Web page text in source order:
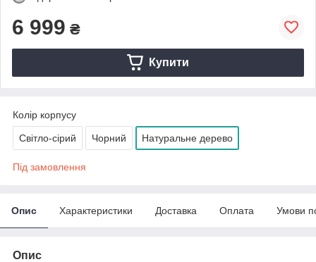
6 999 ₴
Купити
Колір корпусу
Світло-сірий Чорний Натуральне дерево
Під замовлення
Опис Характеристики Доставка Оплата Умови
Опис